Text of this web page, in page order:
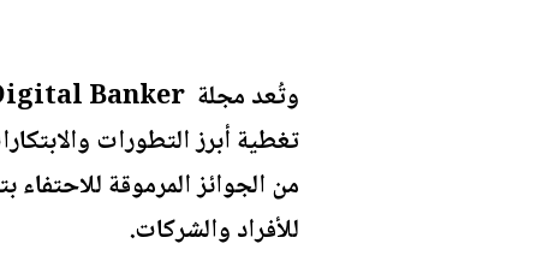
تغطية أبرز التطورات
من الجوائز المرموقة
للأفراد والشركات.